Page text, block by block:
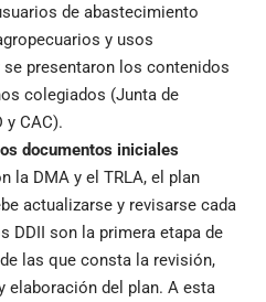
de abastecimiento
y usos
presentaron los contenidos
colegiados (Junta de
y CAC).
documentos iniciales
la DMA y el TRLA, el plan
actualizarse y revisarse cada
DDII son la primera etapa de
las que consta la revisión,
elaboración del plan. A esta